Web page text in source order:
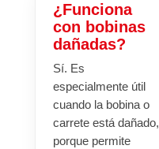
¿Funciona
con bobinas
dañadas?
Sí. Es
especialmente útil
cuando la bobina o
carrete está dañado,
porque permite